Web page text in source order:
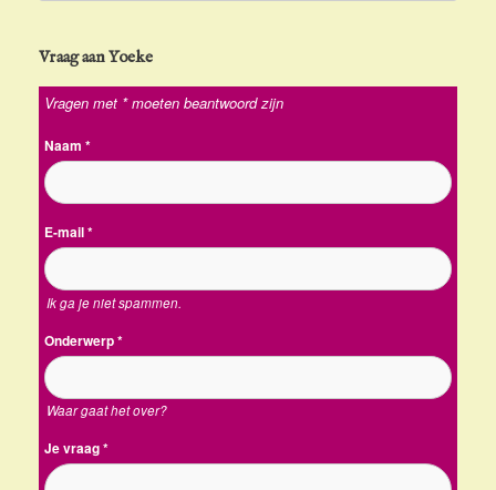
Vraag aan Yoeke
Vragen met * moeten beantwoord zijn
Naam *
E-mail*
Ik ga je niet spammen.
Onderwerp*
Waar gaat het over?
Je vraag*